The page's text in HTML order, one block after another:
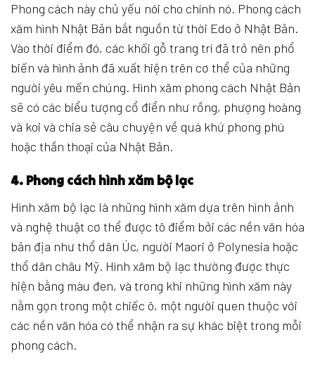
Phong cách này chủ yếu nói cho chính nó. Phong cách
xăm hình Nhật Bản bắt nguồn từ thời Edo ở Nhật Bản.
Vào thời điểm đó, các khối gỗ trang trí đã trở nên phổ
biến và hình ảnh đã xuất hiện trên cơ thể của những
người yêu mến chúng. Hình xăm phong cách Nhật Bản
sẽ có các biểu tượng cổ điển như rồng, phượng hoàng
và koi và chia sẻ câu chuyện về quá khứ phong phú
hoặc thần thoại của Nhật Bản.
4. Phong cách hình xăm bộ lạc
Hình xăm bộ lạc là những hình xăm dựa trên hình ảnh
và nghệ thuật cơ thể được tô điểm bởi các nền văn hóa
bản địa như thổ dân Úc, người Maori ở Polynesia hoặc
thổ dân châu Mỹ. Hình xăm bộ lạc thường được thực
hiện bằng màu đen, và trong khi những hình xăm này
nằm gọn trong một chiếc ô, một người quen thuộc với
các nền văn hóa có thể nhận ra sự khác biệt trong mỗi
phong cách.